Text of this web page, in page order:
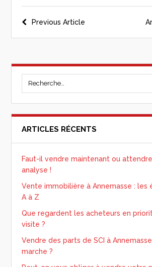
Previous Article
ARTICLES RÉCENTS
Faut-il vendre maintenant ou
analyse !
Vente immobilière à Annemasse : les
A à Z
Que regardent les acheteurs en
visite ?
Vendre des parts de SCI à
marche ?